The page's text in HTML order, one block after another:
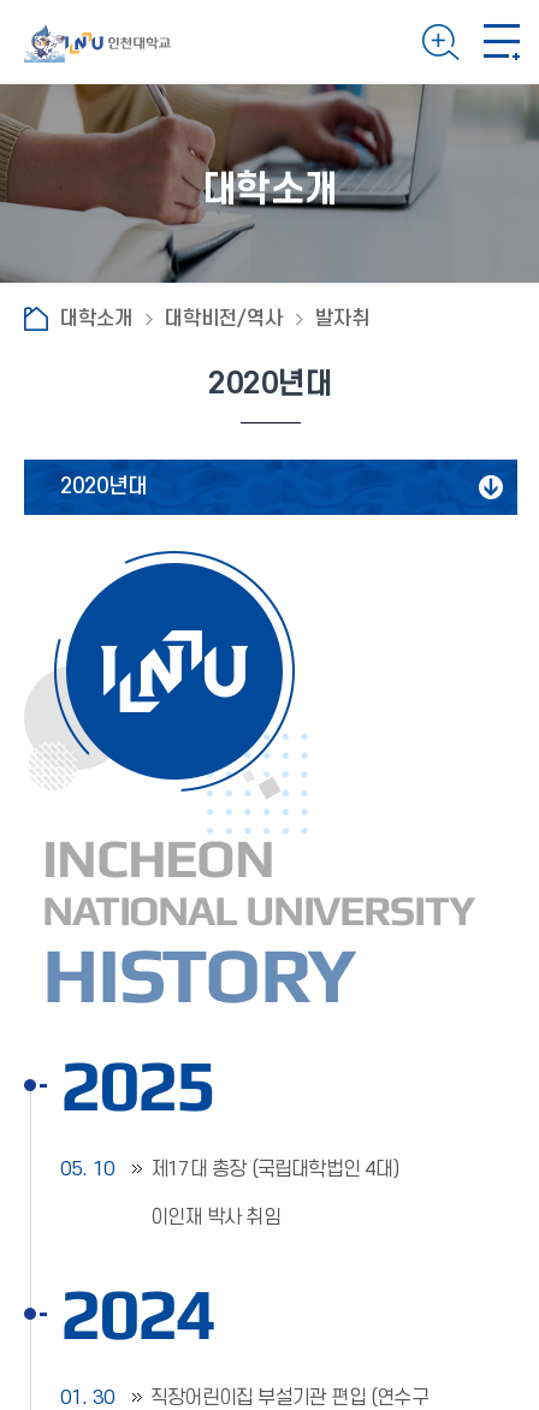
대학소개
대학소개 대학비전/역사 발자취
2020년대
2020년대
2010년대
2000년대
1990년대
1980년대
주요연혁
INCHEON
NATIONAL UNIVERSITY
HISTORY
2025
05. 10 제17대 총장 (국립대학법인 4대)
이인재 박사 취임
2024
01. 30 직장어린이집 부설기관 편입 (연수구